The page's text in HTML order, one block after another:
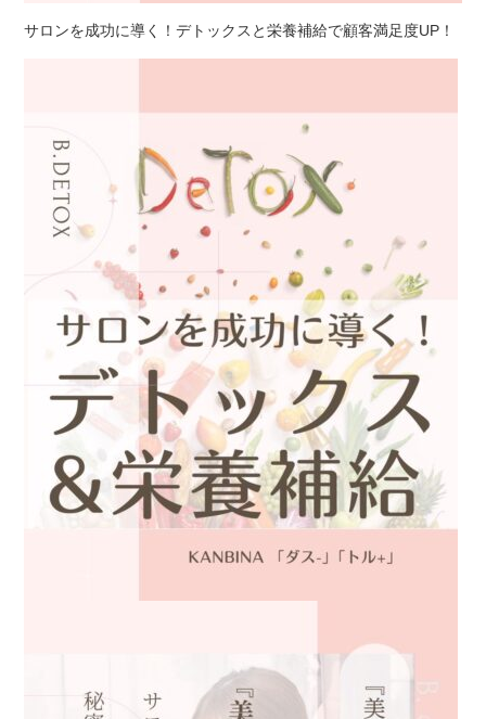
サロンを成功に導く！デトックスと栄養補給で顧客満足度UP！